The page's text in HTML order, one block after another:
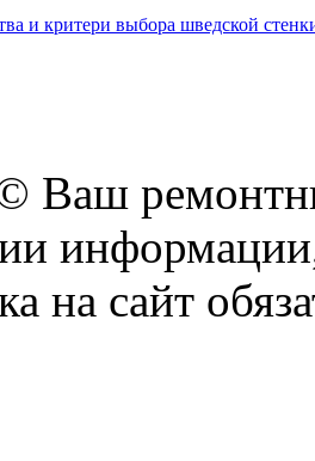
и критери выбора шведской
Ваш
на сайт